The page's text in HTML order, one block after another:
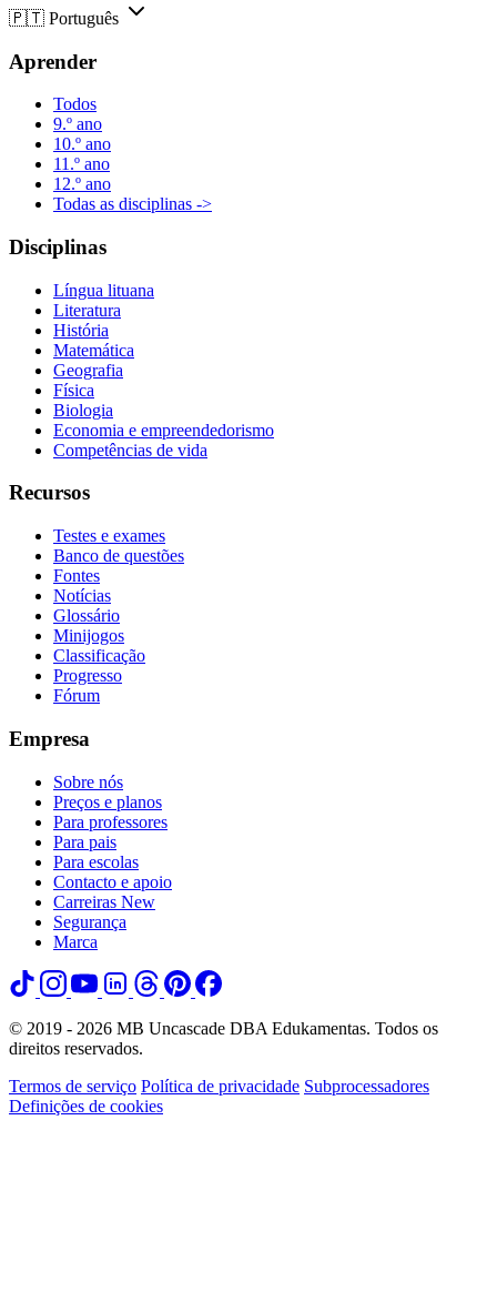
🇵🇹 Português
Aprender
Todos
9.º ano
10.º ano
11.º ano
12.º ano
Todas as disciplinas ->
Disciplinas
Língua lituana
Literatura
História
Matemática
Geografia
Física
Biologia
Economia e empreendedorismo
Competências de vida
Recursos
Testes e exames
Banco de questões
Fontes
Notícias
Glossário
Minijogos
Classificação
Progresso
Fórum
Empresa
Sobre nós
Preços e planos
Para professores
Para pais
Para escolas
Contacto e apoio
Carreiras New
Segurança
Marca
© 2019 - 2026 MB Uncascade DBA Edukamentas. Todos os
direitos reservados.
Termos de serviço Política de privacidade Subprocessadores
Definições de cookies